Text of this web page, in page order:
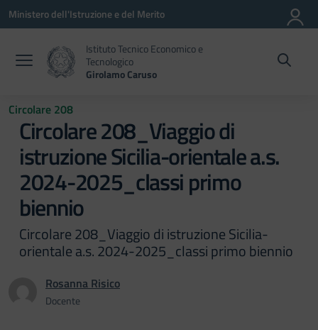
Vai ai contenuti
Vai al menu di navigazione
Vai al footer
Ministero dell'Istruzione e del Merito
Istituto Tecnico Economico e
Tecnologico
Girolamo Caruso
Circolare 208
Circolare 208_Viaggio di
istruzione Sicilia-orientale a.s.
2024-2025_classi primo
biennio
Circolare 208_Viaggio di istruzione Sicilia-
orientale a.s. 2024-2025_classi primo biennio
Rosanna Risico
Docente